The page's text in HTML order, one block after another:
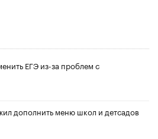
ЕГЭ из-за проблем с
дополнить меню школ и детсадов